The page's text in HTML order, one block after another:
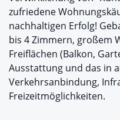
zufriedene
nachhaltigen Erfolg!
bis 4 Zimmern, großem
Freiflächen (Balkon,
Ausstattung und das in
Verkehrsanbindung,
Freizeitmöglichkeiten.